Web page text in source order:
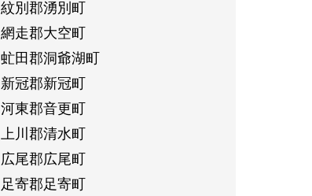
紋別郡湧別町
網走郡大空町
虻田郡洞爺湖町
新冠郡新冠町
河東郡音更町
上川郡清水町
広尾郡広尾町
足寄郡足寄町